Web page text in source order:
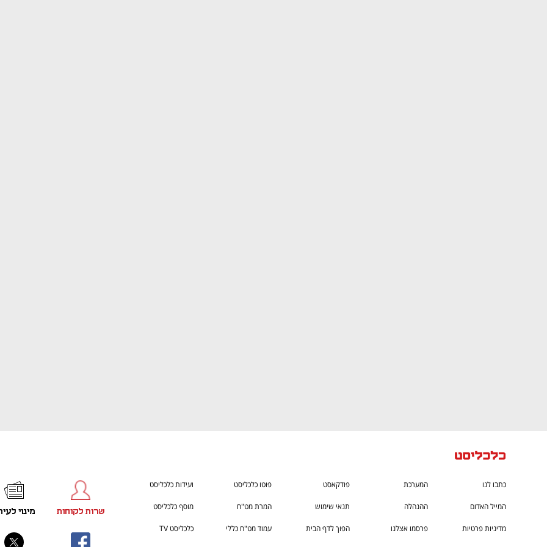
כתבו לנו המערכת פודקאסט פוטו כלכליסט ועידות כלכליסט
המייל האדום ההנהלה תנאי שימוש המרת מט"ח מוסף כלכליסט
מדיניות פרטיות פרסמו אצלנו הפוך לדף הבית עמוד מט"ח כללי כלכליסט TV
שרות לקוחות מינוי